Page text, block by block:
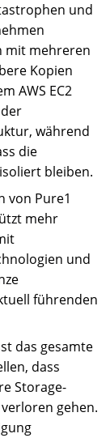
und
mit mehreren
Kopien
AWS EC2
während
die
bleiben.
von Pure1
mehr
und
führenden
das gesamte
dass
Storage-
gehen.